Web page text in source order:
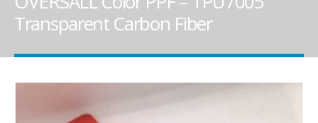
Transparent Carbon Fiber